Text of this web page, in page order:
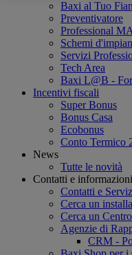
Baxi al Tuo
Preventivatore
Professional
Schemi
Servizi
Tech Area
Baxi L@B -
Incentivi fiscali
Super Bonus
Bonus Casa
Ecobonus
Conto Termico
News
Tutte le novità
Contatti e informazioni
Contatti e
Cerca un
Cerca un
Agenzie di
CRM -